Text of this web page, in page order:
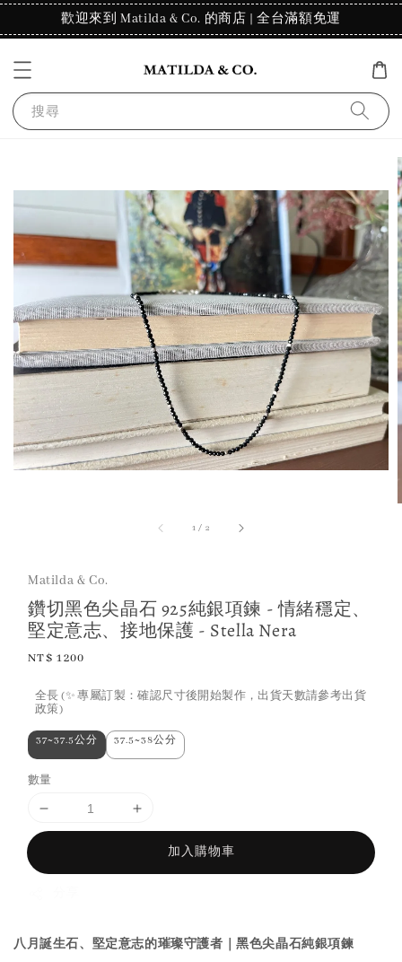
歡迎來到 Matilda & Co. 的商店 | 全台滿額免運
搜尋
1 / 2
Matilda & Co.
鑽切黑色尖晶石 925純銀項鍊 - 情緒穩定、
堅定意志、接地保護 - Stella Nera
Regular
NT$ 1200
全長 (✨ 專屬訂製：確認尺寸後開始製作，出貨天數請參考出貨
政策)
37~37.5公分 37.5~38公分
數量
加入購物車
八月誕生石、堅定意志的璀璨守護者 ｜黑色尖晶石純銀項鍊